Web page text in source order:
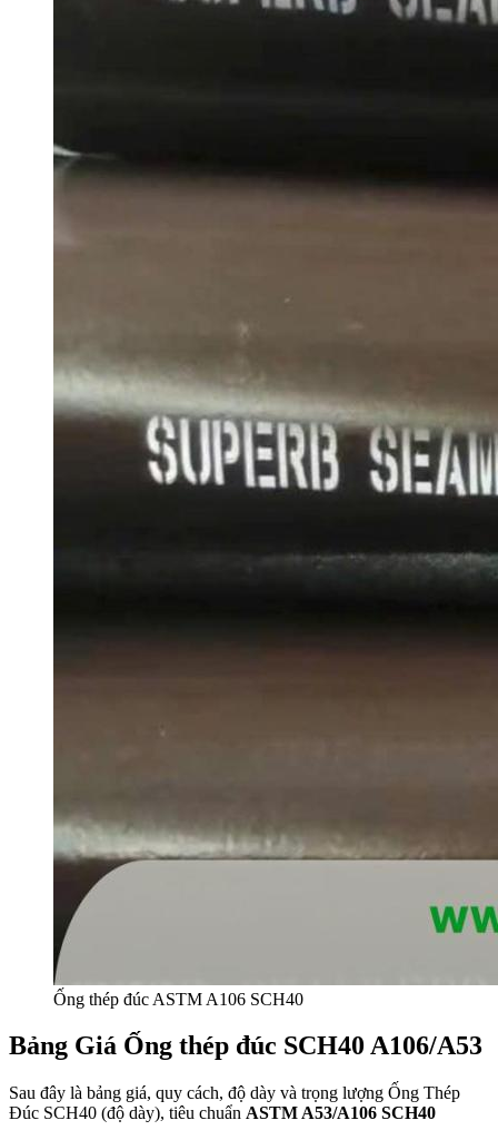
Ống thép đúc ASTM A106 SCH40
Bảng Giá Ống thép đúc SCH40 A106/A53
Sau đây là bảng giá, quy cách, độ dày và trọng lượng Ống Thép
Đúc SCH40 (độ dày), tiêu chuẩn ASTM A53/A106 SCH40